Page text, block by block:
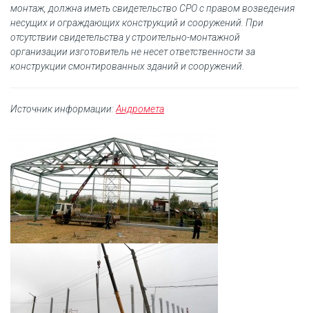
монтаж, должна иметь свидетельство СРО с правом возведения
несущих и ограждающих конструкций и сооружений. При
отсутствии свидетельства у строительно-монтажной
организации изготовитель не несет ответственности за
конструкции смонтированных зданий и сооружений.
Источник информации:Андромета